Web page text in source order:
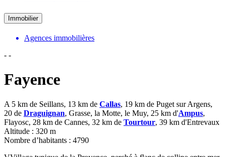
Immobilier
Agences immobilières
- -
Fayence
A 5 km de Seillans, 13 km de Callas, 19 km de Puget sur Argens,
20 de Draguignan, Grasse, la Motte, le Muy, 25 km d'Ampus,
Flayosc, 28 km de Cannes, 32 km de Tourtour, 39 km d'Entrevaux
Altitude : 320 m
Nombre d’habitants : 4790